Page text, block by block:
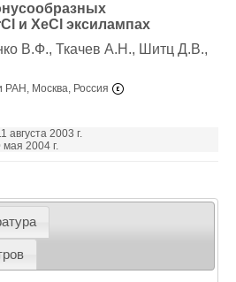
и XeCl эксилампах
В.Ф., Ткачев А.Н., Шитц Д.В.,
РАН, Москва, Россия
августа 2003 г.
2004 г.